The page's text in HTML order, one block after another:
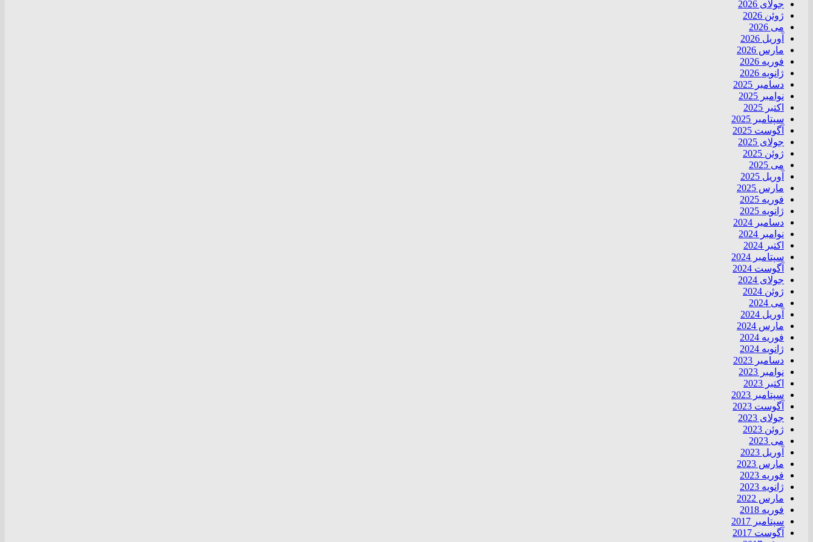
جولای 2026
ژوئن 2026
می 2026
آوریل 2026
مارس 2026
فوریه 2026
ژانویه 2026
دسامبر 2025
نوامبر 2025
اکتبر 2025
سپتامبر 2025
آگوست 2025
جولای 2025
ژوئن 2025
می 2025
آوریل 2025
مارس 2025
فوریه 2025
ژانویه 2025
دسامبر 2024
نوامبر 2024
اکتبر 2024
سپتامبر 2024
آگوست 2024
جولای 2024
ژوئن 2024
می 2024
آوریل 2024
مارس 2024
فوریه 2024
ژانویه 2024
دسامبر 2023
نوامبر 2023
اکتبر 2023
سپتامبر 2023
آگوست 2023
جولای 2023
ژوئن 2023
می 2023
آوریل 2023
مارس 2023
فوریه 2023
ژانویه 2023
مارس 2022
فوریه 2018
سپتامبر 2017
آگوست 2017